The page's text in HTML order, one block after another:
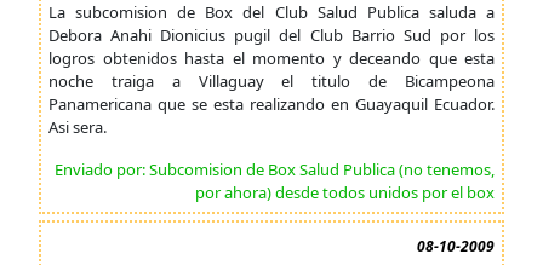
La subcomision de Box del Club Salud Publica saluda a
Debora Anahi Dionicius pugil del Club Barrio Sud por los
logros obtenidos hasta el momento y deceando que esta
noche traiga a Villaguay el titulo de Bicampeona
Panamericana que se esta realizando en Guayaquil Ecuador.
Asi sera.
Enviado por: Subcomision de Box Salud Publica (no tenemos,
por ahora) desde todos unidos por el box
08-10-2009